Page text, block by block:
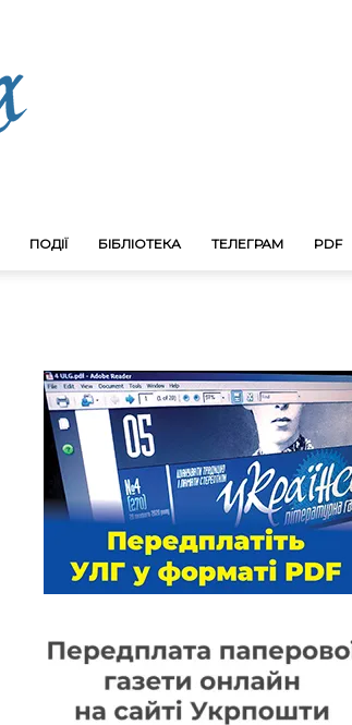
ПОДІЇ БІБЛІОТЕКА ТЕЛЕГРАМ PDF